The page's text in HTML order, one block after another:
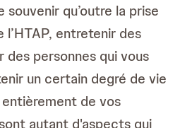
qu’outre la prise
l’HTAP, entretenir des
des personnes qui vous
un certain degré de vie
de vos
autant d'aspects qui